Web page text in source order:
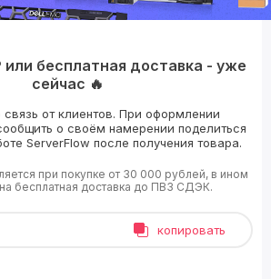
или бесплатная доставка - уже
сейчас 🔥
от клиентов. При оформлении
о своём намерении поделиться
ServerFlow после получения товара.
при покупке от 30 000 рублей, в ином
бесплатная доставка до ПВЗ СДЭК.
копировать